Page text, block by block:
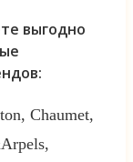
выгодно
Chaumet,